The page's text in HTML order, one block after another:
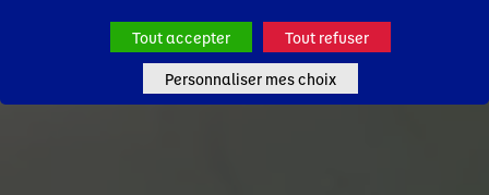
Tout accepter Tout refuser
Personnaliser mes choix